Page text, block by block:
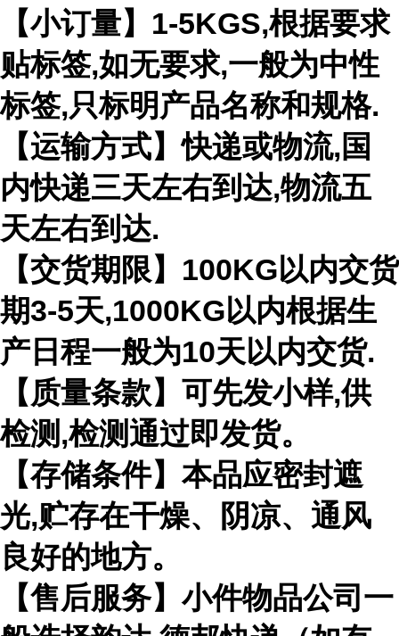
【小订量】1-5KGS,根据要求
贴标签,如无要求,一般为中性
标签,只标明产品名称和规格.
【运输方式】快递或物流,国
内快递三天左右到达,物流五
天左右到达.
【交货期限】100KG以内交货
期3-5天,1000KG以内根据生
产日程一般为10天以内交货.
【质量条款】可先发小样,供
检测,检测通过即发货。
【存储条件】本品应密封遮
光,贮存在干燥、阴凉、通风
良好的地方。
【售后服务】小件物品公司一